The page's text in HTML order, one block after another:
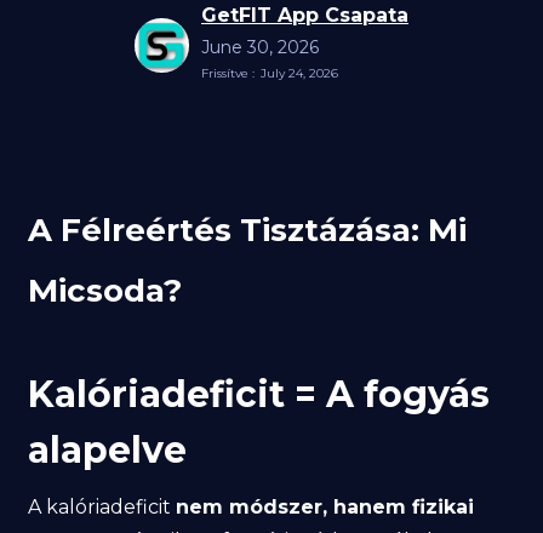
GetFIT App Csapata
June 30, 2026
Frissítve : July 24, 2026
A Félreértés Tisztázása: Mi
Micsoda?
Kalóriadeficit = A fogyás
alapelve
A kalóriadeficit nem módszer, hanem fizikai